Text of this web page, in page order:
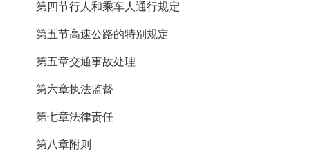
第四节行人和乘车人通行规定
第五节高速公路的特别规定
第五章交通事故处理
第六章执法监督
第七章法律责任
第八章附则